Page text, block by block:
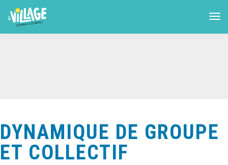
DYNAMIQUE DE GROUPE
ET COLLECTIF